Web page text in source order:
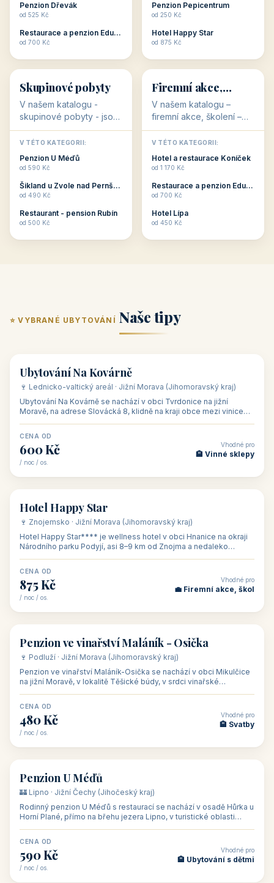
Romantické ...
Penzion Dřevák
od 525 Kč
Restaurace a penzion Eduard
od 700 Kč
Penzion Pepicentrum
od 250 Kč
Hotel Happy Star
od 875 Kč
👥
👥
32 objektů
Skupinové pobyty
V našem katalogu -
skupinové pobyty - jsou
pro Vás připraveny
objekty, které nabízí
ubytování skupin v
penzionech, hotelích a
Budete překva...
V TÉTO KATEGORII:
Penzion U Méďů
od 590 Kč
Šikland u Zvole nad Pernštejnem
od 490 Kč
Restaurant - pension Rubín
od 500 Kč
💼
💼
31 objektů
Firemní akce,
školení
V našem katalogu –
firemní akce, školení –
jsou pro Vás připraveny
objekty, které mají
zkušenosti pořádat i
menší firemní akce a
ob...
V TÉTO KATEGORII:
Hotel a restaurace Koníček
od 1 170 Kč
Restaurace a penzion Eduard
od 700 Kč
Hotel Lípa
od 450 Kč
⭐ VYBRANÉ UBYTOVÁNÍ Naše tipy
🏡 penzion
Ubytování Na Kovárně
🍷 Lednicko-valtický areál · Jižní Morava (Jihomoravský kraj)
Ubytování Na Kovárně se nachází v obci Tvrdonice na jižní
Moravě, na adrese Slovácká 8, klidně na kraji obce mezi vinicemi,
CENA OD
600 Kč
/ noc / os.
Vhodné pro
🏨 Vinné sklepy
🏨 hotel
Hotel Happy Star
🍷 Znojemsko · Jižní Morava (Jihomoravský kraj)
Hotel Happy Star**** je wellness hotel v obci Hnanice na okraji
Národního parku Podyjí, asi 8–9 km od Znojma a nedaleko
CENA OD
875 Kč
/ noc / os.
Vhodné pro
💼 Firemní akce, škol
🏡 penzion
Penzion ve vinařství Maláník - Osička
🍷 Podluží · Jižní Morava (Jihomoravský kraj)
Penzion ve vinařství Maláník-Osička se nachází v obci Mikulčice
na jižní Moravě, v lokalitě Těšické búdy, v srdci vinařské
CENA OD
480 Kč
/ noc / os.
Vhodné pro
🏨 Svatby
🏡 penzion
Penzion U Méďů
🏰 Lipno · Jižní Čechy (Jihočeský kraj)
Rodinný penzion U Méďů s restaurací se nachází v osadě Hůrka u
Horní Plané, přímo na břehu jezera Lipno, v turistické oblasti
CENA OD
590 Kč
/ noc / os.
Vhodné pro
🏨 Ubytování s dětmi